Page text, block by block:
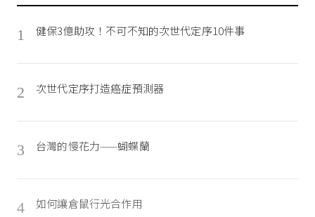
1 健保3億助攻！不可不知的次世代定序10件事
2 次世代定序打造癌症預測器
3 台灣的慢花力——蝴蝶蘭
4 如何讓倉鼠行光合作用